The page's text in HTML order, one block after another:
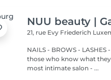
NUU beauty |
21, rue Evy Friederich
NAILS - BROWS - LASHES
those who know what
most intimate salon - ...